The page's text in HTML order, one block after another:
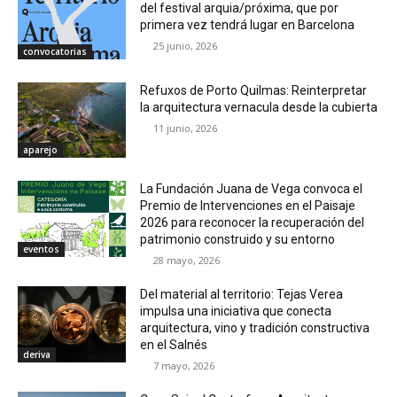
convocatorias
del festival arquia/próxima, que por
primera vez tendrá lugar en Barcelona
25 junio, 2026
aparejo
Refuxos de Porto Quilmas: Reinterpretar
la arquitectura vernacula desde la cubierta
11 junio, 2026
eventos
La Fundación Juana de Vega convoca el
Premio de Intervenciones en el Paisaje
2026 para reconocer la recuperación del
patrimonio construido y su entorno
28 mayo, 2026
deriva
Del material al territorio: Tejas Verea
impulsa una iniciativa que conecta
arquitectura, vino y tradición constructiva
en el Salnés
7 mayo, 2026